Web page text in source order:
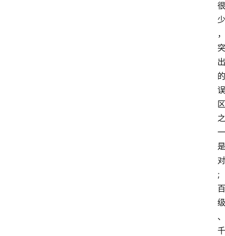
很
少
，
突
出
的
误
区
之
一
是
对
;
百
级
、
千